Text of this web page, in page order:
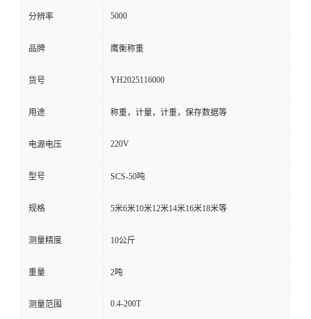
分辨率 5000
品牌 鹰衡称重
货号 YH2025116000
用途 称重，计量，计重，保存数据等
电源电压 220V
型号 SCS-50吨
规格 5米6米10米12米14米16米18米等
测量精度 10公斤
重量 2吨
测量范围 0.4-200T